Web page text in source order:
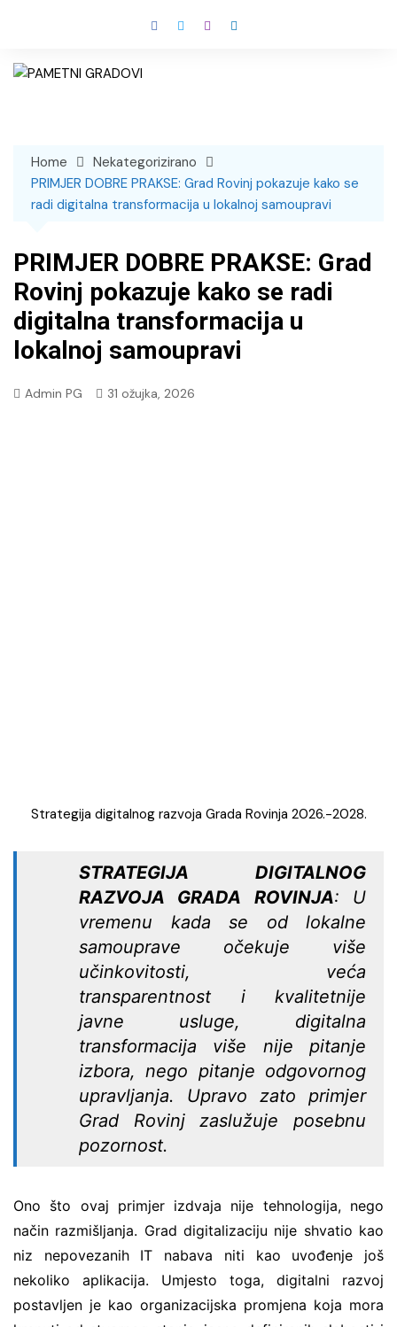
Home
Nekategorizirano
PRIMJER DOBRE PRAKSE: Grad Rovinj pokazuje kako se
radi digitalna transformacija u lokalnoj samoupravi
PRIMJER DOBRE PRAKSE: Grad
Rovinj pokazuje kako se radi
digitalna transformacija u
lokalnoj samoupravi
Admin PG 31 ožujka, 2026
Strategija digitalnog razvoja Grada Rovinja 2026.-2028.
STRATEGIJA DIGITALNOG
RAZVOJA GRADA ROVINJA: U
vremenu kada se od lokalne
samouprave očekuje više
učinkovitosti, veća
transparentnost i kvalitetnije
javne usluge, digitalna
transformacija više nije pitanje
izbora, nego pitanje odgovornog
upravljanja. Upravo zato primjer
Grad Rovinj zaslužuje posebnu
pozornost.
Ono što ovaj primjer izdvaja nije tehnologija, nego
način razmišljanja. Grad digitalizaciju nije shvatio kao
niz nepovezanih IT nabava niti kao uvođenje još
nekoliko aplikacija. Umjesto toga, digitalni razvoj
postavljen je kao organizacijska promjena koja mora